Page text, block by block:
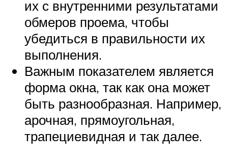
их с внутренними результатами
обмеров проема, чтобы
убедиться в правильности их
выполнения.
Важным показателем является
форма окна, так как она может
быть разнообразная. Например,
арочная, прямоугольная,
трапециевидная и так далее.